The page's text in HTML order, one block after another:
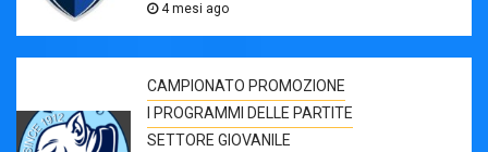
4 mesi ago
CAMPIONATO PROMOZIONE
I PROGRAMMI DELLE PARTITE
SETTORE GIOVANILE